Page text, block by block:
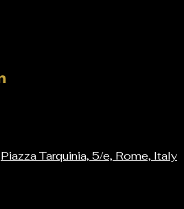
Piazza Tarquinia, 5/e, Rome, Italy